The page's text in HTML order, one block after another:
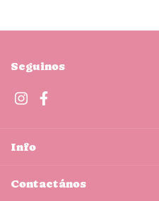
Seguinos
Info
Contactános